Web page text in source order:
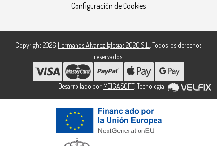
Configuración de Cookies
Copyright 2026 Hermanos Alvarez Iglesias 2020 S.L.. Todos los derechos
reservados.
Desarrollado por MEIGASOFT. Tecnología